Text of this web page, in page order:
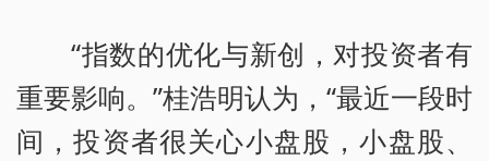
“指数的优化与新创，对投资者有
重要影响。”桂浩明认为，“最近一段时
间，投资者很关心小盘股，小盘股、